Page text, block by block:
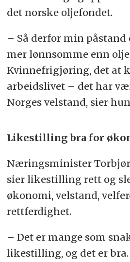
det norske oljefondet.
– Så derfor min
mer lønnsomme enn
Kvinnefrigjøring, det at
arbeidslivet – det har
Norges velstand, sier
Likestilling bra for
Næringsminister
sier likestilling rett og
økonomi, velstand,
rettferdighet.
– Det er mange som
likestilling, og det er